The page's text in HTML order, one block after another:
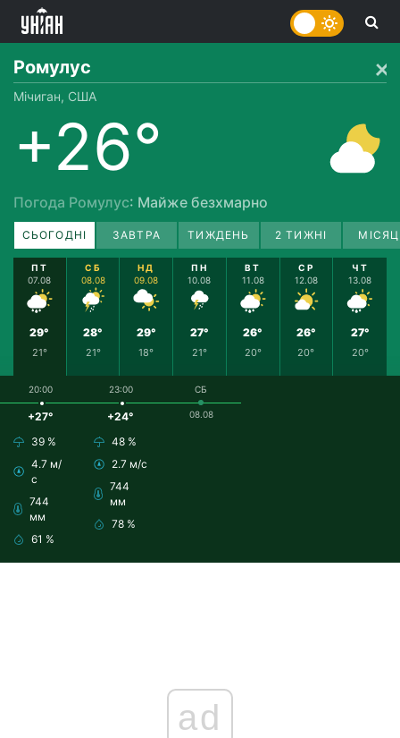
Ромулус
Мічиган, США
+26°
Погода Ромулус: Майже безхмарно
СЬОГОДНІ ЗАВТРА ТИЖДЕНЬ 2 ТИЖНІ
ПТ
07.08
29°
21°
СБ
08.08
28°
21°
НД
09.08
29°
18°
ПН
10.08
27°
21°
ВТ
11.08
26°
20°
СР
12.08
26°
20°
ЧТ
13.08
27°
20°
20:00
+27°
39 %
4.7 м/
с
744
мм
61 %
23:00
+24°
48 %
2.7 м/с
744
мм
78 %
СБ
08.08
ad